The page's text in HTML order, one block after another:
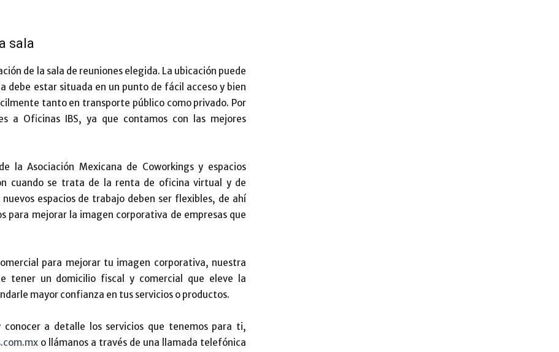
sala
de la sala de reuniones elegida. La ubicación puede
debe estar situada en un punto de fácil acceso y bien
tanto en transporte público como privado. Por
a Oficinas IBS, ya que contamos con las mejores
la Asociación Mexicana de Coworkings y espacios
cuando se trata de la renta de oficina virtual y de
espacios de trabajo deben ser flexibles, de ahí
para mejorar la imagen corporativa de empresas que
para mejorar tu imagen corporativa, nuestra
tener un domicilio fiscal y comercial que eleve la
mayor confianza en tus servicios o productos.
a detalle los servicios que tenemos para ti,
o llámanos a través de una llamada telefónica